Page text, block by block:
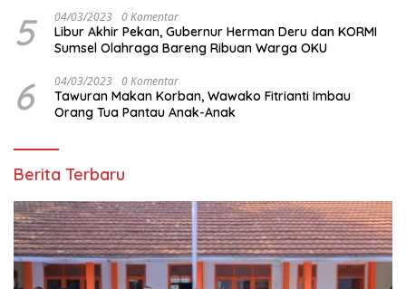
5 04/03/2023 0 Komentar
Libur Akhir Pekan, Gubernur Herman Deru dan KORMI
Sumsel Olahraga Bareng Ribuan Warga OKU
6 04/03/2023 0 Komentar
Tawuran Makan Korban, Wawako Fitrianti Imbau
Orang Tua Pantau Anak-Anak
Berita Terbaru